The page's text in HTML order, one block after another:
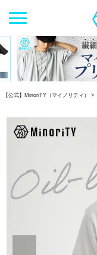
【公式】MinoriTY（マイノリティ）